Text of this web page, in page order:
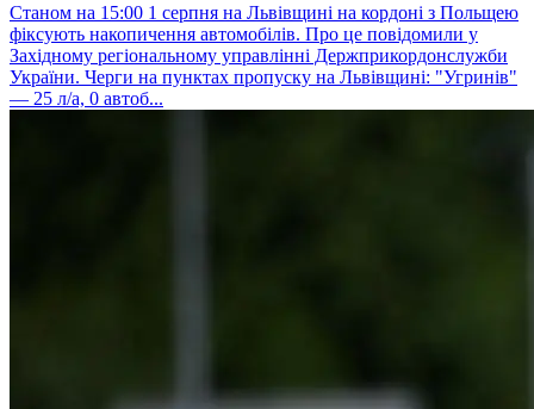
Станом на 15:00 1 серпня на Львівщині на кордоні з Польщею
фіксують накопичення автомобілів. Про це повідомили у
Західному регіональному управлінні Держприкордонслужби
України. Черги на пунктах пропуску на Львівщині: "Угринів"
— 25 л/а, 0 автоб...